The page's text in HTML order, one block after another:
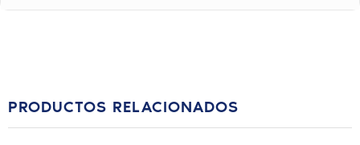
PRODUCTOS RELACIONADOS